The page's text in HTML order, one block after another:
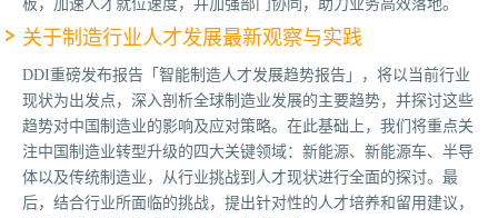
板，加速人才就位速度，并加强部门协同，助力业务高效落地。
关于制造行业人才发展最新观察与实践
DDI重磅发布报告「智能制造人才发展趋势报告」，将以当前行业
现状为出发点，深入剖析全球制造业发展的主要趋势，并探讨这些
趋势对中国制造业的影响及应对策略。在此基础上，我们将重点关
注中国制造业转型升级的四大关键领域：新能源、新能源车、半导
体以及传统制造业，从行业挑战到人才现状进行全面的探讨。最
后，结合行业所面临的挑战，提出针对性的人才培养和留用建议，